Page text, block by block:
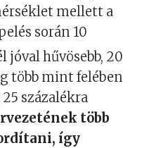
mellett a
során 10
jóval hűvösebb, 20
több mint felében
százalékra
több
így